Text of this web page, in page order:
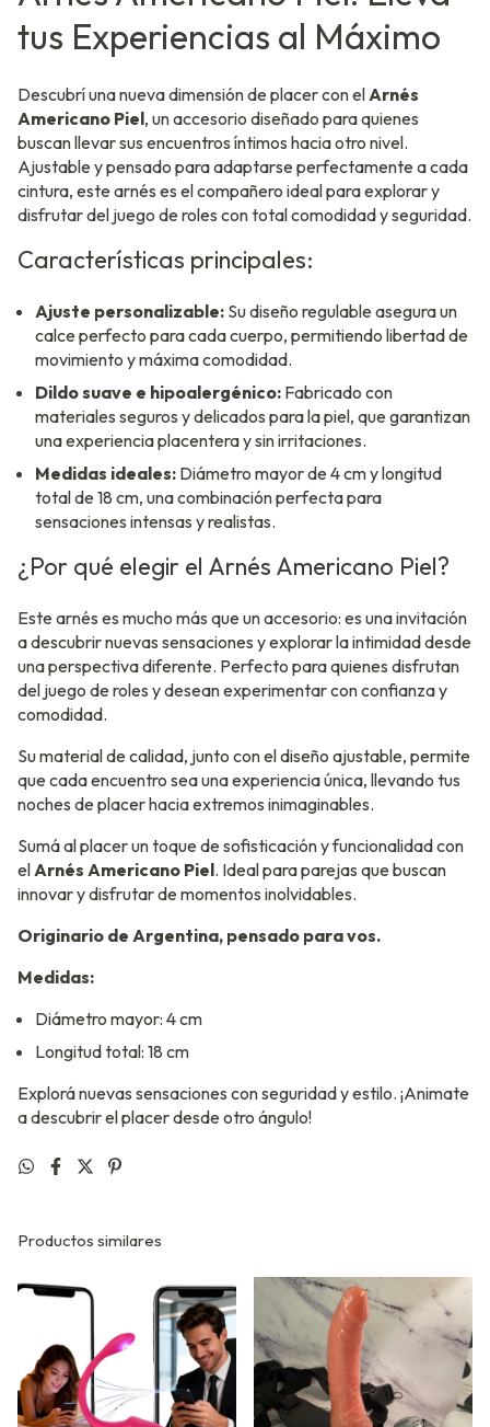
tus Experiencias al Máximo
Descubrí una nueva dimensión de placer con el Arnés
Americano Piel, un accesorio diseñado para quienes
buscan llevar sus encuentros íntimos hacia otro nivel.
Ajustable y pensado para adaptarse perfectamente a cada
cintura, este arnés es el compañero ideal para explorar y
disfrutar del juego de roles con total comodidad y seguridad.
Características principales:
Ajuste personalizable: Su diseño regulable asegura un
calce perfecto para cada cuerpo, permitiendo libertad de
movimiento y máxima comodidad.
Dildo suave e hipoalergénico: Fabricado con
materiales seguros y delicados para la piel, que garantizan
una experiencia placentera y sin irritaciones.
Medidas ideales: Diámetro mayor de 4 cm y longitud
total de 18 cm, una combinación perfecta para
sensaciones intensas y realistas.
¿Por qué elegir el Arnés Americano Piel?
Este arnés es mucho más que un accesorio: es una invitación
a descubrir nuevas sensaciones y explorar la intimidad desde
una perspectiva diferente. Perfecto para quienes disfrutan
del juego de roles y desean experimentar con confianza y
comodidad.
Su material de calidad, junto con el diseño ajustable, permite
que cada encuentro sea una experiencia única, llevando tus
noches de placer hacia extremos inimaginables.
Sumá al placer un toque de sofisticación y funcionalidad con
el Arnés Americano Piel. Ideal para parejas que buscan
innovar y disfrutar de momentos inolvidables.
Originario de Argentina, pensado para vos.
Medidas:
Diámetro mayor: 4 cm
Longitud total: 18 cm
Explorá nuevas sensaciones con seguridad y estilo. ¡Animate
a descubrir el placer desde otro ángulo!
Productos similares